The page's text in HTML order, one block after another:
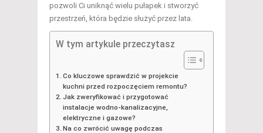
pozwoli Ci uniknąć wielu pułapek i stworzyć
przestrzeń, która będzie służyć przez lata.
W tym artykule przeczytasz
Co kluczowe sprawdzić w projekcie
kuchni przed rozpoczęciem remontu?
Jak zweryfikować i przygotować
instalacje wodno-kanalizacyjne,
elektryczne i gazowe?
Na co zwrócić uwagę podczas